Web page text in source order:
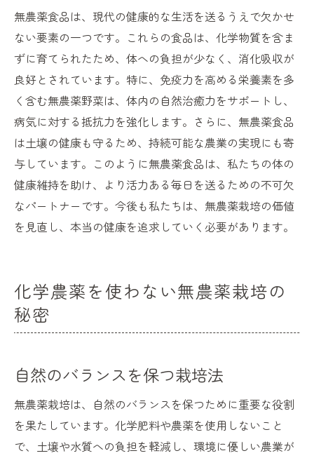
無農薬食品は、現代の健康的な生活を送るうえで欠かせ
ない要素の一つです。これらの食品は、化学物質を含ま
ずに育てられたため、体への負担が少なく、消化吸収が
良好とされています。特に、免疫力を高める栄養素を多
く含む無農薬野菜は、体内の自然治癒力をサポートし、
病気に対する抵抗力を強化します。さらに、無農薬食品
は土壌の健康も守るため、持続可能な農業の実現にも寄
与しています。このように無農薬食品は、私たちの体の
健康維持を助け、より活力ある毎日を送るための不可欠
なパートナーです。今後も私たちは、無農薬栽培の価値
を見直し、本当の健康を追求していく必要があります。
化学農薬を使わない無農薬栽培の
秘密
自然のバランスを保つ栽培法
無農薬栽培は、自然のバランスを保つために重要な役割
を果たしています。化学肥料や農薬を使用しないこと
で、土壌や水質への負担を軽減し、環境に優しい農業が